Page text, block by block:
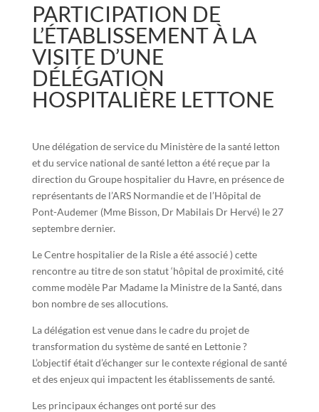
PARTICIPATION DE
L’ÉTABLISSEMENT À LA
VISITE D’UNE
DÉLÉGATION
HOSPITALIÈRE LETTONE
Une délégation de service du Ministère de la santé letton
et du service national de santé letton a été reçue par la
direction du Groupe hospitalier du Havre, en présence de
représentants de l’ARS Normandie et de l’Hôpital de
Pont-Audemer (Mme Bisson, Dr Mabilais Dr Hervé) le 27
septembre dernier.
Le Centre hospitalier de la Risle a été associé ) cette
rencontre au titre de son statut ‘hôpital de proximité, cité
comme modèle Par Madame la Ministre de la Santé, dans
bon nombre de ses allocutions.
La délégation est venue dans le cadre du projet de
transformation du système de santé en Lettonie ?
L’objectif était d’échanger sur le contexte régional de santé
et des enjeux qui impactent les établissements de santé.
Les principaux échanges ont porté sur des